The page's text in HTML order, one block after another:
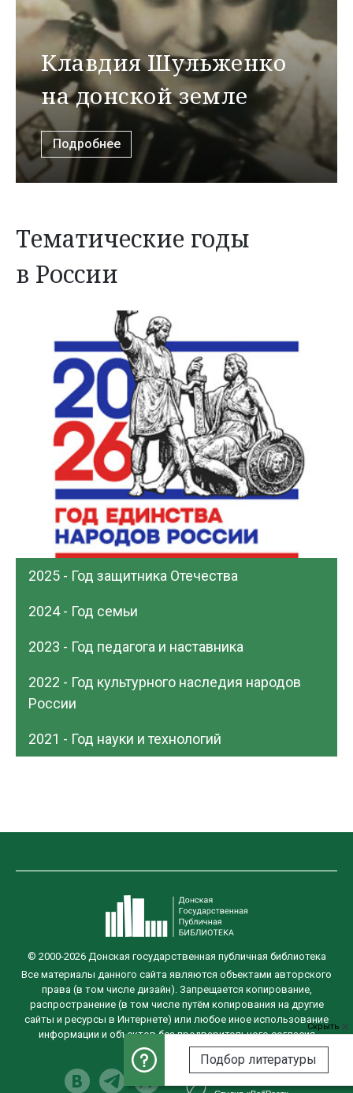
Клавдия Шульженко
на донской земле
Подробнее
Тематические годы
в России
2025 - Год защитника Отечества
2024 - Год семьи
2023 - Год педагога и наставника
2022 - Год культурного наследия народов
России
2021 - Год науки и технологий
Скрыть
Подбор литературы
© 2000-2026 Донская государственная публичная библиотека
Все материалы данного сайта являются объектами авторского
права (в том числе дизайн). Запрещается копирование,
распространение (в том числе путём копирования на другие
сайты и ресурсы в Интернете) или любое иное использование
информации и объектов без предварительного согласия
правообладателя.